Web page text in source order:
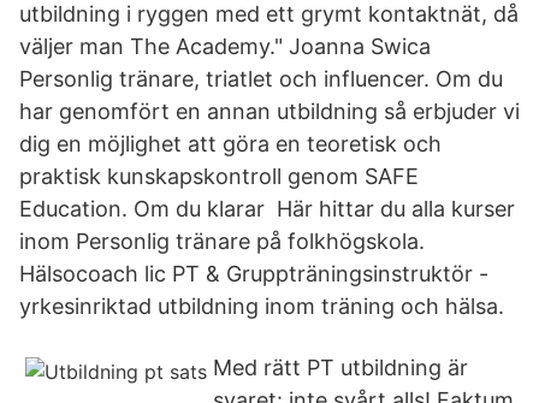
utbildning i ryggen med ett grymt kontaktnät, då
väljer man The Academy." Joanna Swica
Personlig tränare, triatlet och influencer. Om du
har genomfört en annan utbildning så erbjuder vi
dig en möjlighet att göra en teoretisk och
praktisk kunskapskontroll genom SAFE
Education. Om du klarar Här hittar du alla kurser
inom Personlig tränare på folkhögskola.
Hälsocoach lic PT & Gruppträningsinstruktör -
yrkesinriktad utbildning inom träning och hälsa.
Med rätt PT utbildning är